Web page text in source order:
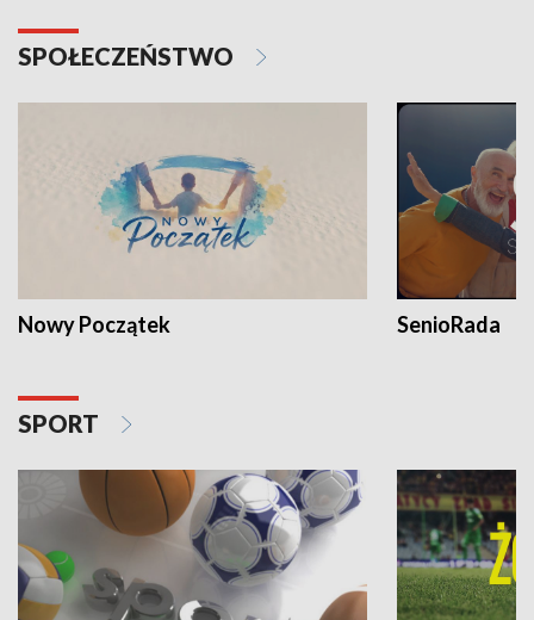
SPOŁECZEŃSTWO
Nowy Początek SenioRada
SPORT